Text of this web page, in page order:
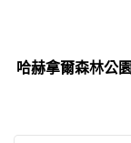
哈赫拿爾森林公